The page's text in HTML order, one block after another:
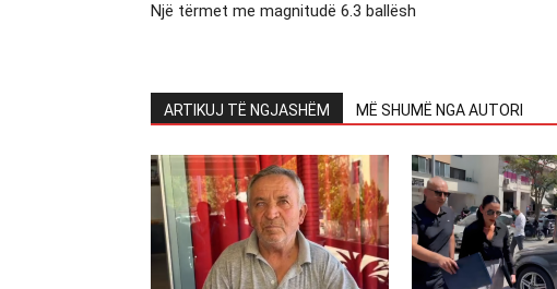
Një tërmet me magnitudë 6.3 ballësh
ARTIKUJ TË NGJASHËM MË SHUMË NGA AUTORI